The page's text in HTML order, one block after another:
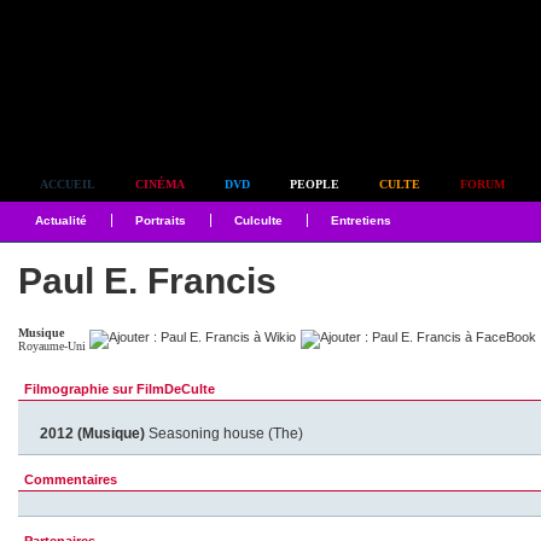
ACCUEIL CINÉMA DVD PEOPLE CULTE FORUM
Actualité Portraits Culculte Entretiens
Paul E. Francis
Musique
Royaume-Uni
Filmographie sur FilmDeCulte
2012 (Musique) Seasoning house (The)
Commentaires